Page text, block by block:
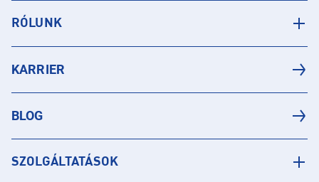
RÓLUNK
KARRIER
BLOG
SZOLGÁLTATÁSOK